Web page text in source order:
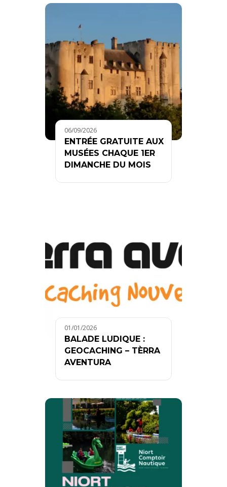
06/09/2026
ENTRÉE GRATUITE AUX
MUSÉES CHAQUE 1ER
DIMANCHE DU MOIS
01/01/2026
BALADE LUDIQUE :
GEOCACHING – TÈRRA
AVENTURA